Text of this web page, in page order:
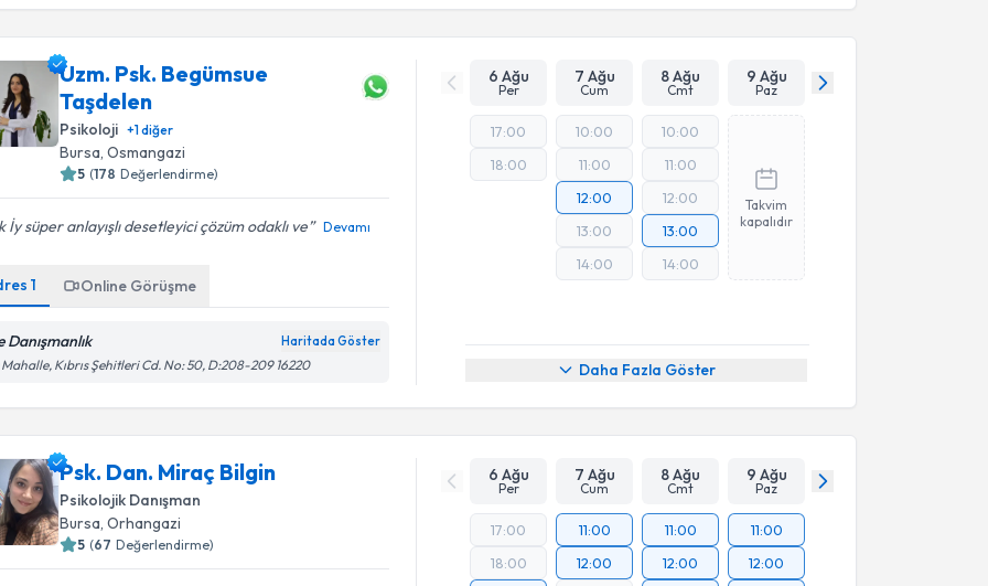
Uzm. Psk. Begümsue
Taşdelen
Psikoloji +1diğer
Bursa , Osmangazi
5 (178 Değerlendirme)
İy süper anlayışlı desetleyici çözüm odaklı ve Devamı
1 Online Görüşme
Danışmanlık Haritada Göster
Mahalle, Kıbrıs Şehitleri Cd. No: 50, D:208-209 16220
6 Ağu
Per
7 Ağu
Cum
8 Ağu
Cmt
9 Ağu
Paz
17:00
18:00
10:00
11:00
12:00
13:00
14:00
10:00
11:00
12:00
13:00
14:00
Takvim
kapalıdır
Daha Fazla Göster
Psk. Dan. Miraç Bilgin
Psikolojik Danışman
Bursa, Orhangazi
5 (67 Değerlendirme)
6 Ağu
Per
7 Ağu
Cum
8 Ağu
Cmt
9 Ağu
Paz
17:00
18:00
11:00
12:00
11:00
12:00
11:00
12:00